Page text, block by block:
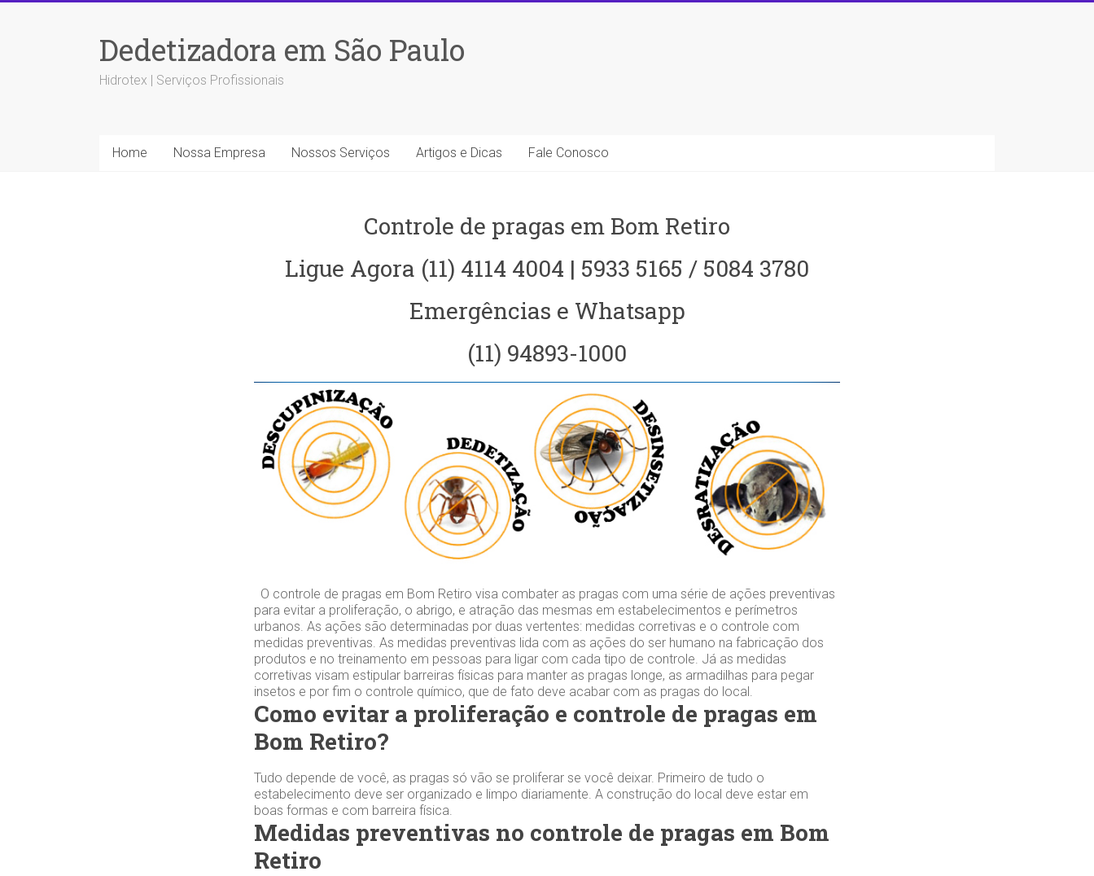
Dedetizadora em São Paulo
Hidrotex | Serviços Profissionais
Home Nossa Empresa Nossos Serviços Artigos e Dicas Fale Conosco
Controle de pragas em Bom Retiro
Ligue Agora (11) 4114 4004 | 5933 5165 / 5084 3780
Emergências e Whatsapp
(11) 94893-1000
O controle de pragas em Bom Retiro visa combater as pragas com uma série de ações preventivas
para evitar a proliferação, o abrigo, e atração das mesmas em estabelecimentos e perímetros
urbanos. As ações são determinadas por duas vertentes: medidas corretivas e o controle com
medidas preventivas. As medidas preventivas lida com as ações do ser humano na fabricação dos
produtos e no treinamento em pessoas para ligar com cada tipo de controle. Já as medidas
corretivas visam estipular barreiras físicas para manter as pragas longe, as armadilhas para pegar
insetos e por fim o controle químico, que de fato deve acabar com as pragas do local.
Como evitar a proliferação e controle de pragas em
Bom Retiro?
Tudo depende de você, as pragas só vão se proliferar se você deixar. Primeiro de tudo o
estabelecimento deve ser organizado e limpo diariamente. A construção do local deve estar em
boas formas e com barreira física.
Medidas preventivas no controle de pragas em Bom
Retiro